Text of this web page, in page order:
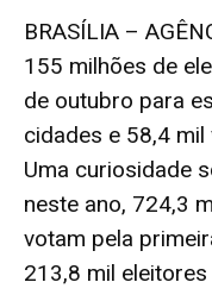
BRASÍLIA –
155 milhões de
de outubro para
cidades e 58,4 mil
Uma curiosidade
neste ano, 724,3
votam pela
213,8 mil